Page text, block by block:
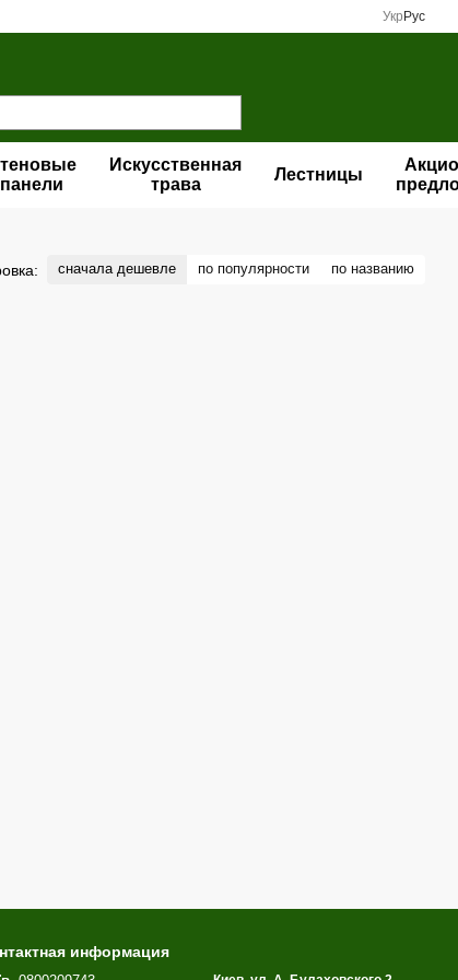
Укр Рус
панели
Искусственная
трава
Лестницы
сначала дешевле по популярности по названию
информация